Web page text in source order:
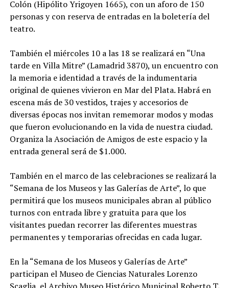
Colón (Hipólito Yrigoyen 1665), con un aforo de 150
personas y con reserva de entradas en la boletería del
teatro.
También el miércoles 10 a las 18 se realizará en “Una
tarde en Villa Mitre” (Lamadrid 3870), un encuentro con
la memoria e identidad a través de la indumentaria
original de quienes vivieron en Mar del Plata. Habrá en
escena más de 30 vestidos, trajes y accesorios de
diversas épocas nos invitan rememorar modos y modas
que fueron evolucionando en la vida de nuestra ciudad.
Organiza la Asociación de Amigos de este espacio y la
entrada general será de $1.000.
También en el marco de las celebraciones se realizará la
“Semana de los Museos y las Galerías de Arte”, lo que
permitirá que los museos municipales abran al público
turnos con entrada libre y gratuita para que los
visitantes puedan recorrer las diferentes muestras
permanentes y temporarias ofrecidas en cada lugar.
En la “Semana de los Museos y Galerías de Arte”
participan el Museo de Ciencias Naturales Lorenzo